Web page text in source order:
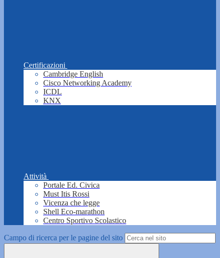
Certificazioni
Cambridge English
Cisco Networking Academy
ICDL
KNX
Attività
Portale Ed. Civica
Must Itis Rossi
Vicenza che legge
Shell Eco-marathon
Centro Sportivo Scolastico
Campo di ricerca per le pagine del sito